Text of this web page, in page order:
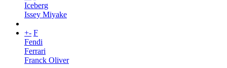
Iceberg
Issey Miyake
+- F
Fendi
Ferrari
Franck Oliver